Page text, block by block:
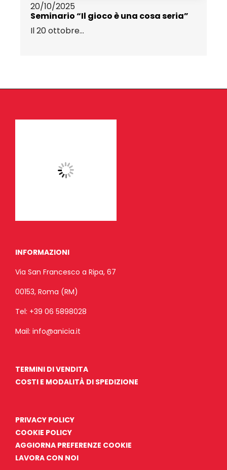
20/10/2025
Seminario “Il gioco è una cosa seria”
Il 20 ottobre...
INFORMAZIONI
Via San Francesco a Ripa, 67
00153, Roma (RM)
Tel: +39 06 5898028
Mail: info@anicia.it
TERMINI DI VENDITA
COSTI E MODALITÀ DI SPEDIZIONE
PRIVACY POLICY
COOKIE POLICY
AGGIORNA PREFERENZE COOKIE
LAVORA CON NOI